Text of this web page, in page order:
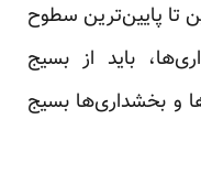
تا پایین‌ترین سطوح
باید از بسیج
و بخشداری‌ها بسیج